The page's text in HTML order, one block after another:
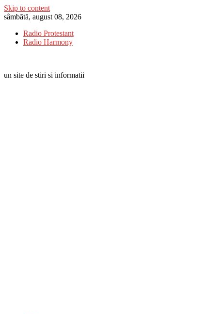
Skip to content
sâmbătă, august 08, 2026
Radio Protestant
Radio Harmony
un site de stiri si informatii